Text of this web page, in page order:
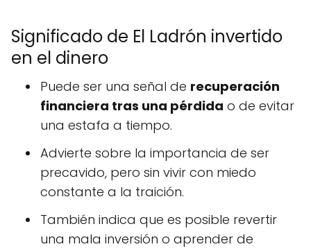
Significado de El Ladrón invertido
en el dinero
Puede ser una señal de recuperación
financiera tras una pérdida o de evitar
una estafa a tiempo.
Advierte sobre la importancia de ser
precavido, pero sin vivir con miedo
constante a la traición.
También indica que es posible revertir
una mala inversión o aprender de